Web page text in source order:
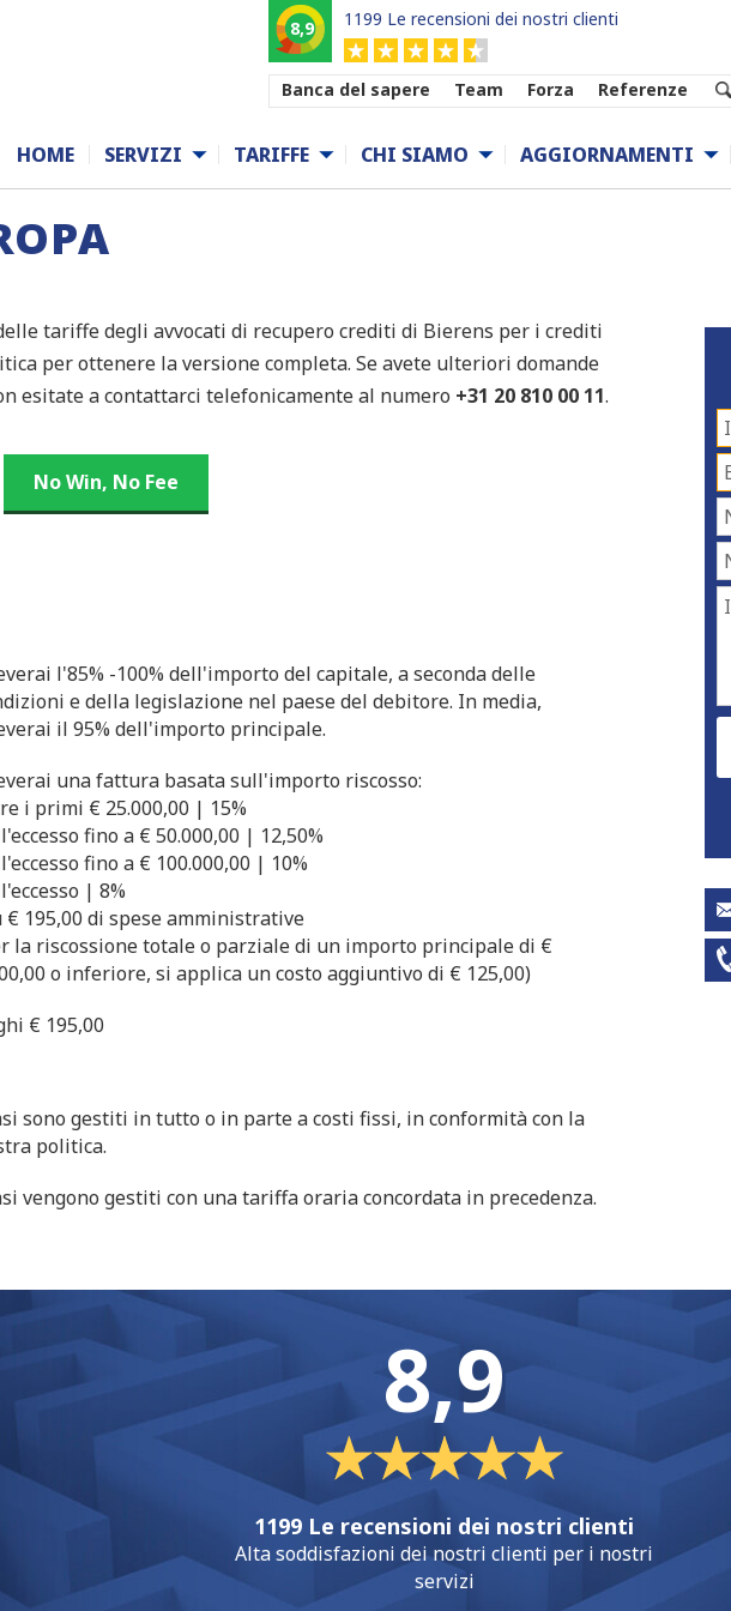
8,9 1199 Le recensioni dei nostri clienti
Banca del sapere Team Forza Referenze
HOME SERVIZI TARIFFE CHI SIAMO AGGIORNAMENTI
tariffe degli avvocati di recupero crediti di Bierens per i crediti
per ottenere la versione completa. Se avete ulteriori domande
esitate a contattarci telefonicamente al numero +31 20 810 00 11.
No Win, No Fee
l'85% -100% dell'importo del capitale, a seconda delle
e della legislazione nel paese del debitore. In media,
il 95% dell'importo principale.
una fattura basata sull'importo riscosso:
i primi € 25.000,00 | 15%
fino a € 50.000,00 | 12,50%
fino a € 100.000,00 | 10%
| 8%
€ 195,00 di spese amministrative
la riscossione totale o parziale di un importo principale di €
o inferiore, si applica un costo aggiuntivo di € 125,00)
€ 195,00
sono gestiti in tutto o in parte a costi fissi, in conformità con la
politica.
vengono gestiti con una tariffa oraria concordata in precedenza.
8,9
1199 Le recensioni dei nostri clienti
Alta soddisfazioni dei nostri clienti per i nostri
servizi